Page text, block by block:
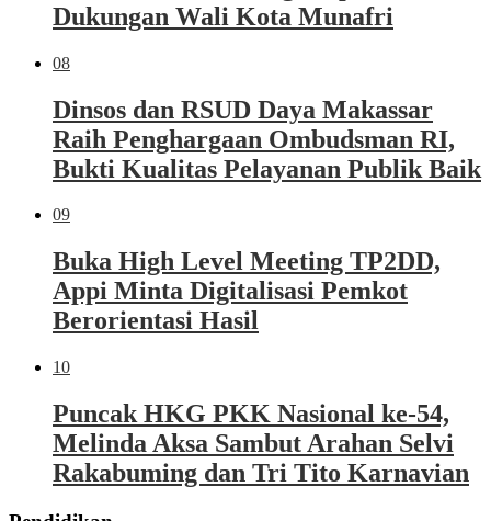
Dukungan Wali Kota Munafri
08
Dinsos dan RSUD Daya Makassar
Raih Penghargaan Ombudsman RI,
Bukti Kualitas Pelayanan Publik Baik
09
Buka High Level Meeting TP2DD,
Appi Minta Digitalisasi Pemkot
Berorientasi Hasil
10
Puncak HKG PKK Nasional ke-54,
Melinda Aksa Sambut Arahan Selvi
Rakabuming dan Tri Tito Karnavian